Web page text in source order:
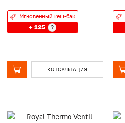
Мгновенный кеш-бэк
+ 125 ?
КОНСУЛЬТАЦИЯ